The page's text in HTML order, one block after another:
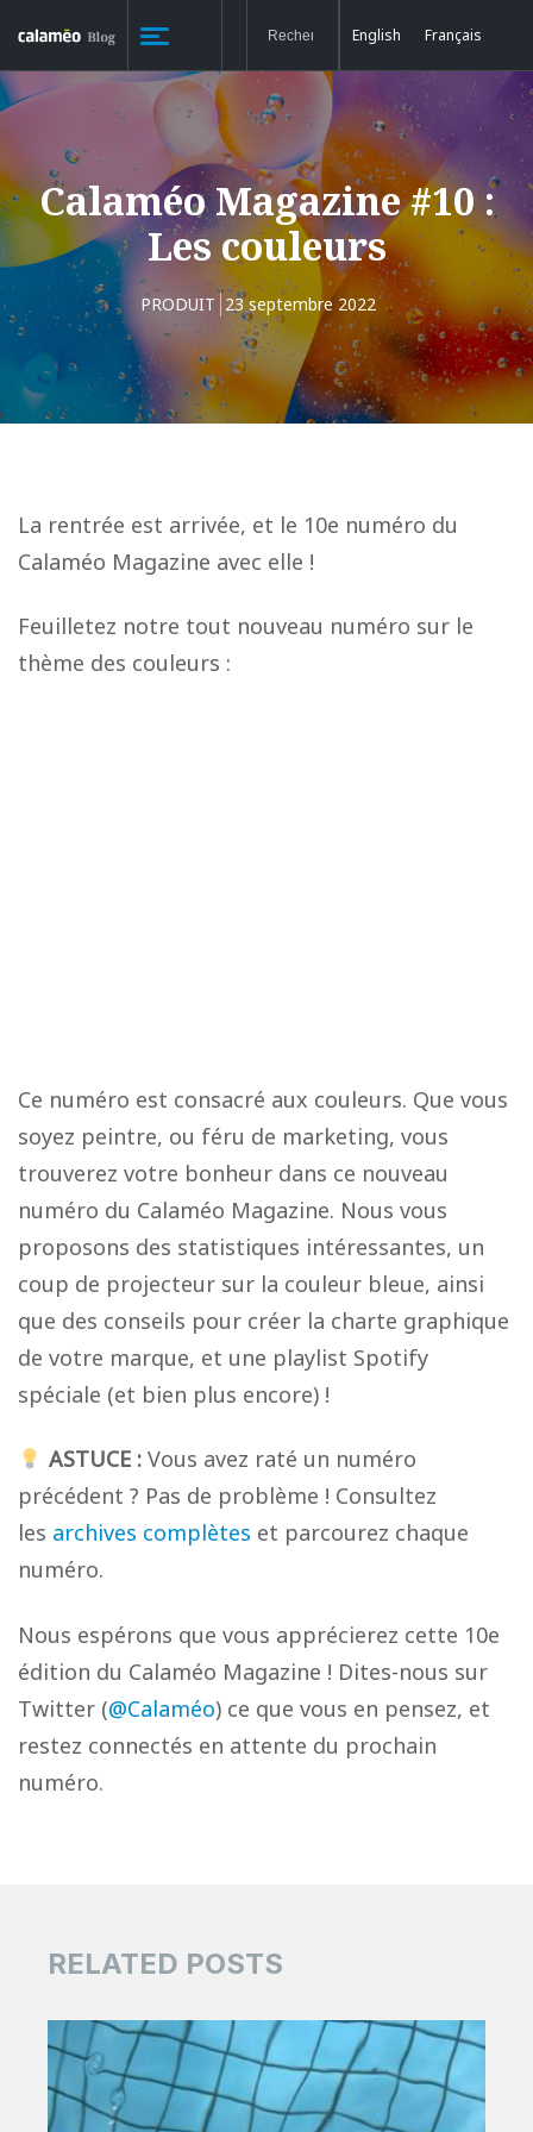
English Français
Calaméo Magazine #10 :
Les couleurs
PRODUIT 23 septembre 2022
La rentrée est arrivée, et le 10e numéro du
Calaméo Magazine avec elle !
Feuilletez notre tout nouveau numéro sur le
thème des couleurs :
Ce numéro est consacré aux couleurs. Que vous
soyez peintre, ou féru de marketing, vous
trouverez votre bonheur dans ce nouveau
numéro du Calaméo Magazine. Nous vous
proposons des statistiques intéressantes, un
coup de projecteur sur la couleur bleue, ainsi
que des conseils pour créer la charte graphique
de votre marque, et une playlist Spotify
spéciale (et bien plus encore) !
ASTUCE :Vous avez raté un numéro
précédent ? Pas de problème ! Consultez
les archives complètes et parcourez chaque
numéro.
Nous espérons que vous apprécierez cette 10e
édition du Calaméo Magazine ! Dites-nous sur
Twitter (@Calaméo) ce que vous en pensez, et
restez connectés en attente du prochain
numéro.
RELATED POSTS